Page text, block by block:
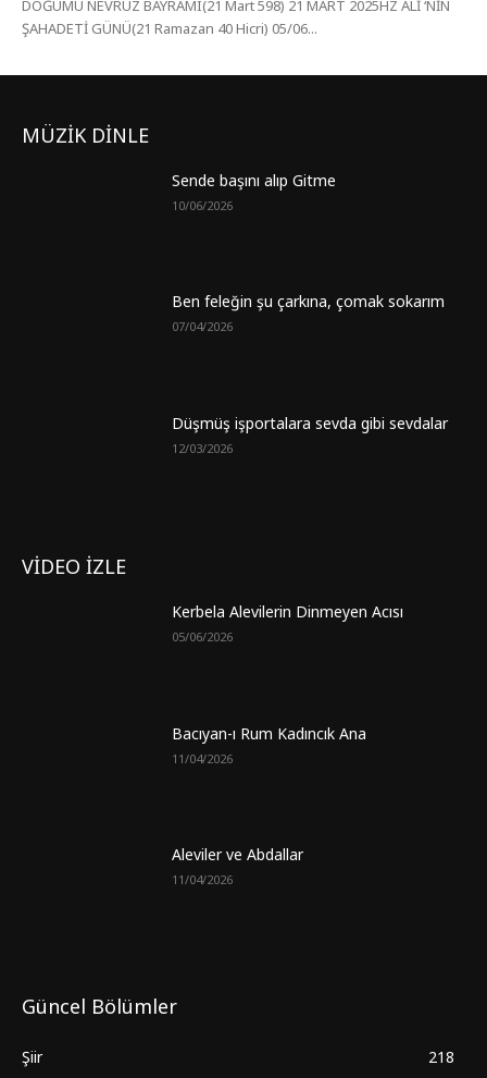
DOĞUMU NEVRUZ BAYRAMI(21 Mart 598) 21 MART 2025HZ ALİ ‘NİN
ŞAHADETİ GÜNÜ(21 Ramazan 40 Hicri) 05/06...
MÜZİK DİNLE
Sende başını alıp Gitme
10/06/2026
Ben feleğin şu çarkına, çomak sokarım
07/04/2026
Düşmüş işportalara sevda gibi sevdalar
12/03/2026
VİDEO İZLE
Kerbela Alevilerin Dinmeyen Acısı
05/06/2026
Bacıyan-ı Rum Kadıncık Ana
11/04/2026
Aleviler ve Abdallar
11/04/2026
Güncel Bölümler
Şiir 218